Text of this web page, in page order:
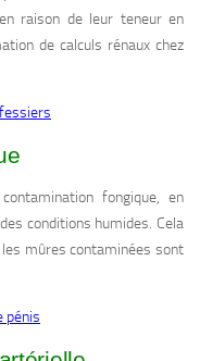
raison de leur teneur en
de calculs rénaux chez
fongique, en
conditions humides. Cela
mûres contaminées sont
pénis